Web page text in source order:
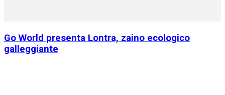
Go World presenta Lontra, zaino ecologico
galleggiante